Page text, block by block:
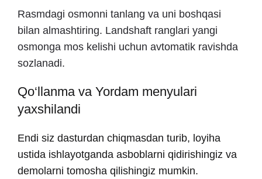
Rasmdagi osmonni tanlang va uni boshqasi
bilan almashtiring. Landshaft ranglari yangi
osmonga mos kelishi uchun avtomatik ravishda
sozlanadi.
Qo‘llanma va Yordam menyulari
yaxshilandi
Endi siz dasturdan chiqmasdan turib, loyiha
ustida ishlayotganda asboblarni qidirishingiz va
demolarni tomosha qilishingiz mumkin.